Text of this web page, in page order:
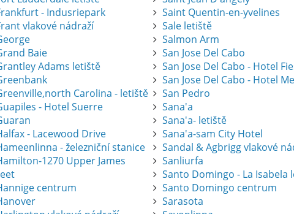
- Indusriepark
vlakové nádraží
Baie
Adams letiště
Carolina - letiště
- Hotel Suerre
- Lacewood Drive
- železniční stanice
1270 Upper James
centrum
Saint Quentin-en-yvelines
Sale letiště
Salmon Arm
San Jose Del Cabo
San Jose Del Cabo - Hotel
San Jose Del Cabo - Hotel
San Pedro
Sana'a
Sana'a- letiště
Sana'a-sam City Hotel
Sandal & Agbrigg vlakové
Sanliurfa
Santo Domingo - La Isabela
Santo Domingo centrum
Sarasota